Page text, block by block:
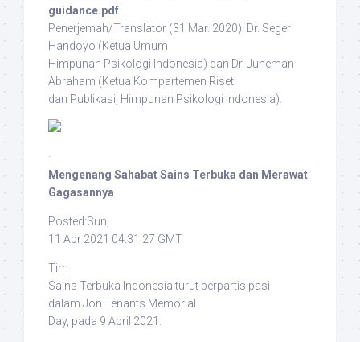
guidance.pdf
Penerjemah/Translator (31 Mar. 2020): Dr. Seger
Handoyo (Ketua Umum
Himpunan Psikologi Indonesia) dan Dr. Juneman
Abraham (Ketua Kompartemen Riset
dan Publikasi, Himpunan Psikologi Indonesia).
·
Mengenang Sahabat Sains Terbuka dan Merawat
Gagasannya
Posted:Sun,
11 Apr 2021 04:31:27 GMT
Tim
Sains Terbuka Indonesia turut berpartisipasi
dalam Jon Tenants Memorial
Day, pada 9 April 2021.